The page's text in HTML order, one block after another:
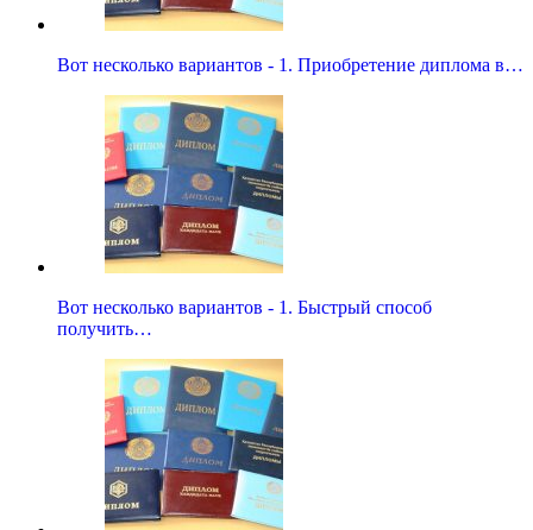
Вот несколько вариантов - 1. Приобретение диплома в…
Вот несколько вариантов - 1. Быстрый способ
получить…